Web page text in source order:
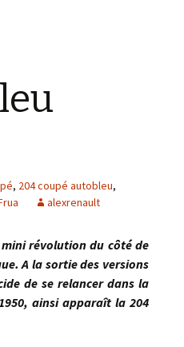
, 204 coupé autobleu,
alexrenault
révolution du côté de
A la sortie des versions
de se relancer dans la
ainsi apparaît la 204